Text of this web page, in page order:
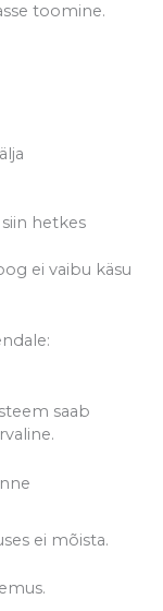
toomine.
hetkes
ei vaibu käsu
saab
ei mõista.